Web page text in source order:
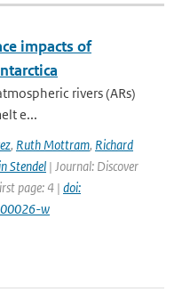
impacts of
rivers (ARs)
e...
, Ruth Mottram, Richard
Stendel | Journal: Discover
page: 4 | doi:
w